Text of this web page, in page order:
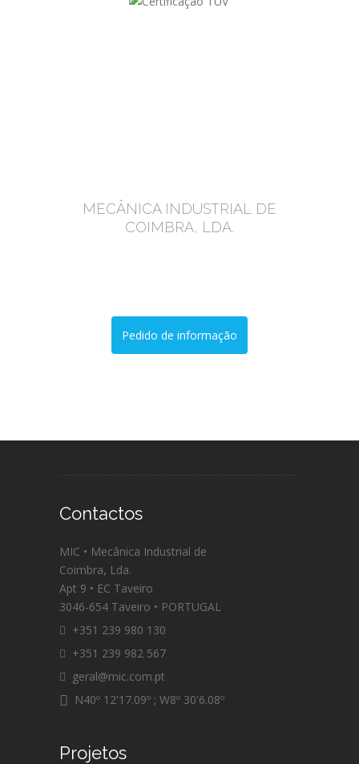
MECÂNICA INDUSTRIAL DE
COIMBRA, LDA.
Pedido de informação
Contactos
MIC • Mecânica Industrial de
Coimbra, Lda.
Apt 9 • EC Taveiro
3046-654 Taveiro • PORTUGAL
+351 239 980 130
+351 239 982 567
geral@mic.com.pt
N40º 12'17.09º ; W8º 30'6.08º
Projetos